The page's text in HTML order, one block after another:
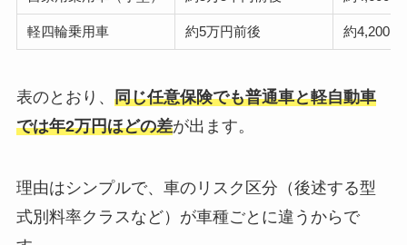
軽四輪乗用車 約5万円前後 約4,200円
表のとおり、 同じ任意保険でも普通車と軽自動車
では年2万円ほどの差が出ます。
理由はシンプルで、車のリスク区分（後述する型
式別料率クラスなど）が車種ごとに違うからで